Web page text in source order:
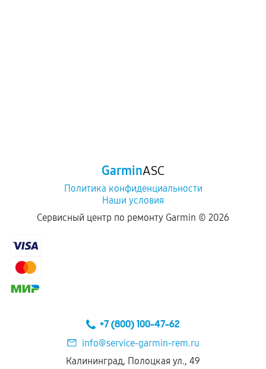
GarminASC
Политика конфиденциальности
Наши условия
Сервисный центр по ремонту Garmin © 2026
+7 (800) 100-47-62
info@service-garmin-rem.ru
Калининград, Полоцкая ул., 49